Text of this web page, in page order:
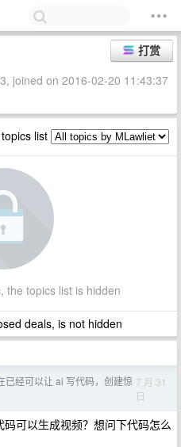
打赏
joined on 2016-02-20 11:43:37
list
the topics list is hidden
deals, is not hidden
已经可以让 ai 写代码，创建惊 7 月 31
日
可以生成视频？想问下代码怎么